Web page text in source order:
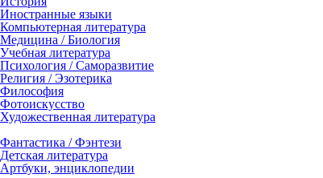
Иностранные языки
Компьютерная литература
Медицина / Биология
Учебная литература
Психология / Саморазвитие
Религия / Эзотерика
Философия
Фотоискусство
Художественная литература
Фантастика / Фэнтези
Детская литература
Артбуки, энциклопедии